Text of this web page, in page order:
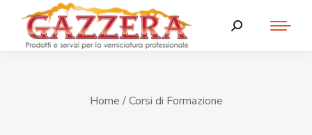
Home / Corsi di Formazione